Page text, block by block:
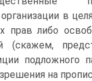
в
прав либо
(скажем,
подложного
на